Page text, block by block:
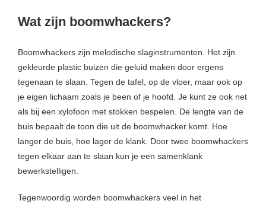
Wat zijn boomwhackers?
Boomwhackers zijn melodische slaginstrumenten. Het zijn
gekleurde plastic buizen die geluid maken door ergens
tegenaan te slaan. Tegen de tafel, op de vloer, maar ook op
je eigen lichaam zoals je been of je hoofd. Je kunt ze ook net
als bij een xylofoon met stokken bespelen. De lengte van de
buis bepaalt de toon die uit de boomwhacker komt. Hoe
langer de buis, hoe lager de klank. Door twee boomwhackers
tegen elkaar aan te slaan kun je een samenklank
bewerkstelligen.
Tegenwoordig worden boomwhackers veel in het